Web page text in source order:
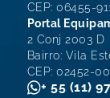
CEP: 06455-
Portal
2 Conj 2003 D
Bairro: Vila
CEP: 02452-
+ 55 (11)